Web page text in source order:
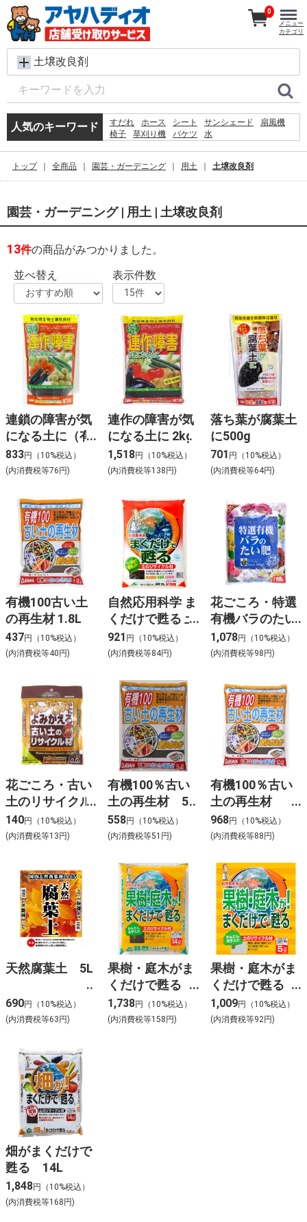
土壌改良剤
人気のキーワード すだれ ホース シート サンシェード
扇風機
椅子
草刈り機 バケツ
水
カーテン
プール 物干し 空調服 踏み台
0
メニュー
カテゴリ
トップ 全商品 園芸・ガーデニング 用土 土壌改良剤
園芸・ガーデニング | 用土 | 土壌改良剤
13件の商品がみつかりました。
並べ替え
表示件数
連鎖の障害が気
になる土に（有
効微生物土壌改
良材） （その
833円（10%税込）
(内消費税等76円)
連作の障害が気
になる土に 2kg
1,518円（10%税込）
(内消費税等138円)
落ち葉が腐葉土
に500g
701 円（10%税込）
(内消費税等64円)
有機100古い土
の再生材 1.8L
437円（10%税込）
(内消費税等40円)
自然応用科学 ま
くだけで甦る 土
のリサイクル材
5L
921 円（10%税込）
(内消費税等84円)
花ごころ・特選
有機バラのたい
肥 10L
1,078円（10%税込）
(内消費税等98円)
花ごころ・古い
土のリサイクル
材 0.5L
140円（10%税込）
(内消費税等13円)
有機100％古い
土の再生材 5L
558円（10%税込）
(内消費税等51円)
有機100％古い
土の再生材
10L
968円（10%税込）
(内消費税等88円)
天然腐葉土 5L
690円（10%税込）
(内消費税等63円)
果樹・庭木がま
くだけで甦る
14L
1,738円（10%税込）
(内消費税等158円)
果樹・庭木がま
くだけで甦る
5L
1,009円（10%税込）
(内消費税等92円)
畑がまくだけで
甦る 14L
1,848円（10%税込）
(内消費税等168円)